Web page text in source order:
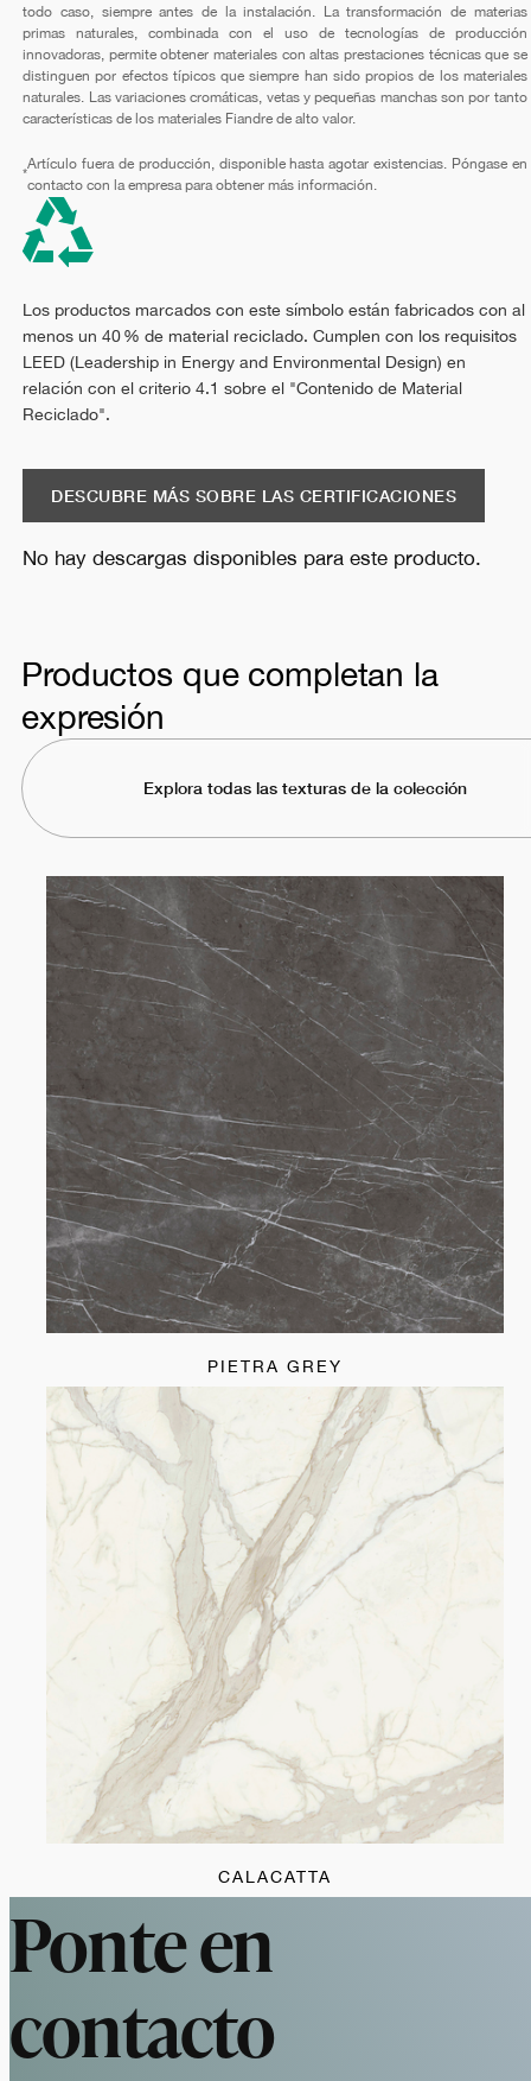
todo caso, siempre antes de la instalación. La transformación de materias
primas naturales, combinada con el uso de tecnologías de producción
innovadoras, permite obtener materiales con altas prestaciones técnicas que se
distinguen por efectos típicos que siempre han sido propios de los materiales
naturales. Las variaciones cromáticas, vetas y pequeñas manchas son por tanto
características de los materiales Fiandre de alto valor.
*
Artículo fuera de producción, disponible hasta agotar existencias. Póngase en
contacto con la empresa para obtener más información.
Los productos marcados con este símbolo están fabricados con al
menos un 40 % de material reciclado. Cumplen con los requisitos
LEED (Leadership in Energy and Environmental Design) en
relación con el criterio 4.1 sobre el "Contenido de Material
Reciclado".
DESCUBRE MÁS SOBRE LAS CERTIFICACIONES
No hay descargas disponibles para este producto.
Productos que completan la
expresión
Explora todas las texturas de la colección
PIETRA GREY
CALACATTA
Ponte en
contacto